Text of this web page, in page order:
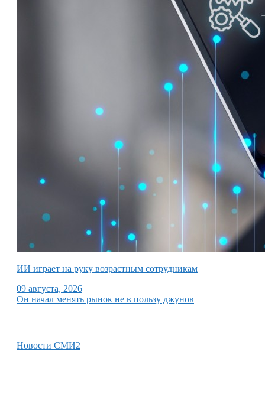
ИИ играет на руку возрастным сотрудникам
09 августа, 2026
Он начал менять рынок не в пользу джунов
Новости СМИ2